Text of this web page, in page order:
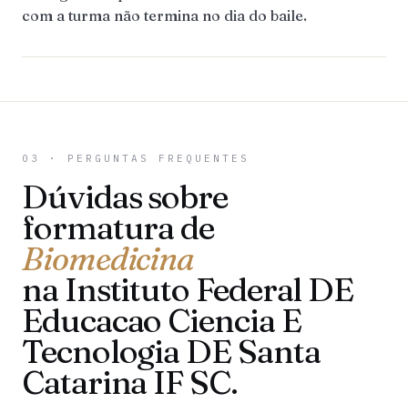
com a turma não termina no dia do baile.
03 · PERGUNTAS FREQUENTES
Dúvidas sobre
formatura de
Biomedicina
na Instituto Federal DE
Educacao Ciencia E
Tecnologia DE Santa
Catarina IF SC.